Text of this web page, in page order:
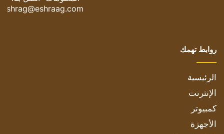
eshrag@eshraag.com
روابط تهمك
الرئيسية
الإنترنت
كمبيوتر
الأجهزة